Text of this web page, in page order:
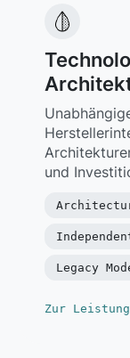
und
Legacy
Zur Leistung